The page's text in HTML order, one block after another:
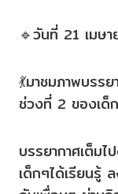
🔹วันที่ 21 เมษ
💃มาชมภาพบรร
ช่วงที่ 2 ของเด็
บรรยากาศเต็ม
เด็กๆได้เรียนรู้